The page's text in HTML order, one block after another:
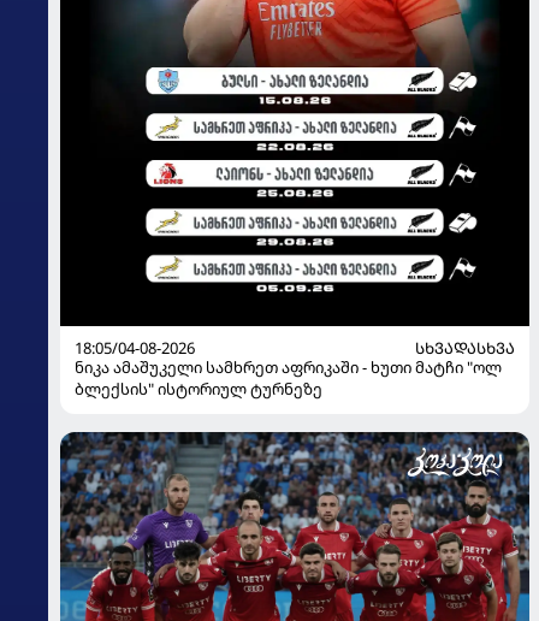
18:05/04-08-2026
ᲡᲮᲕᲐᲓᲐᲡᲮᲕᲐ
ნიკა ამაშუკელი სამხრეთ აფრიკაში - ხუთი მატჩი "ოლ
ბლექსის" ისტორიულ ტურნეზე